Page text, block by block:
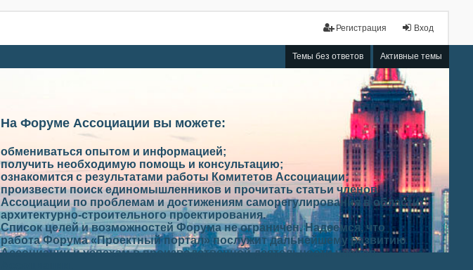
Вход
Регистрация
Темы без ответов Активные темы
На Форуме Ассоциации вы можете:
обмениваться опытом и информацией;
получить необходимую помощь и консультацию;
ознакомится с результатами работы Комитетов Ассоциации;
произвести поиск единомышленников и прочитать статьи членов
Ассоциации по проблемам и достижениям саморегулирования в области
архитектурно-строительного проектирования.
Список целей и возможностей Форума не ограничен. Надеемся, что
работа Форума «Проектный портал» послужит дальнейшему развитию
Ассоциации и успехам в производственной деятельности членов